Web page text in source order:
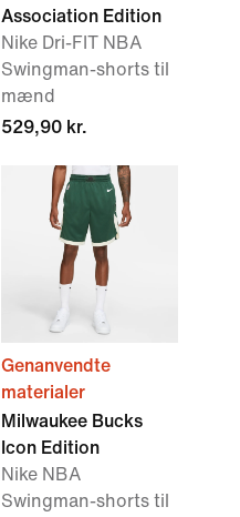
Association Edition
Nike Dri-FIT NBA
Swingman-shorts til
mænd
529,90 kr.
Genanvendte
materialer
Milwaukee Bucks
Icon Edition
Nike NBA
Swingman-shorts til